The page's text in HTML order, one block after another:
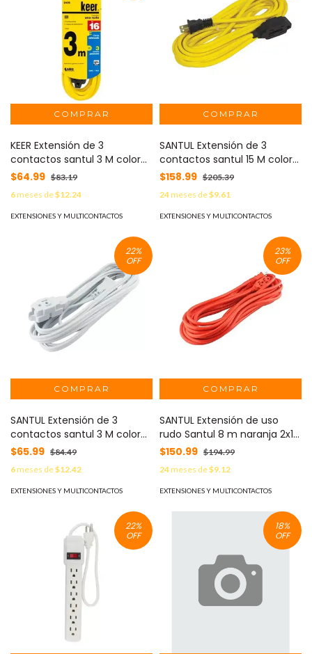
KEER Extensión de 3
contactos santul 3 M color
amarillo MOD: 2435
$64.99 $83.19
6meses de$12.24
EXTENSIONES Y MULTICONTACTOS
SANTUL Extensión de 3
contactos santul 15 M color
amarillo MOD: 2441
$158.99 $205.39
24meses de$9.61
EXTENSIONES Y MULTICONTACTOS
22%
OFF
SANTUL Extensión de 3
contactos santul 3 M color
blanco MOD: 2401
$65.99 $84.49
6meses de$12.42
EXTENSIONES Y MULTICONTACTOS
23%
OFF
SANTUL Extensión de uso
rudo Santul 8 m naranja 2x16
AWG MOD: 2409
$150.99 $194.99
24meses de$9.12
EXTENSIONES Y MULTICONTACTOS
22%
OFF
18%
OFF